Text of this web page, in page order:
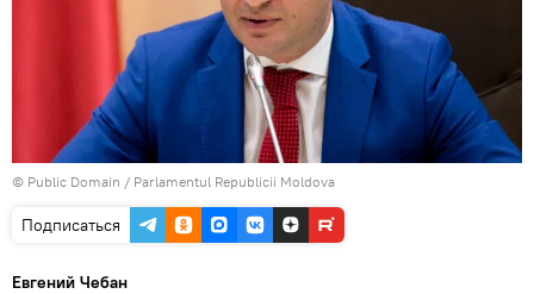
© Public Domain / Parlamentul Republicii Moldova
Подписаться
Евгений Чебан